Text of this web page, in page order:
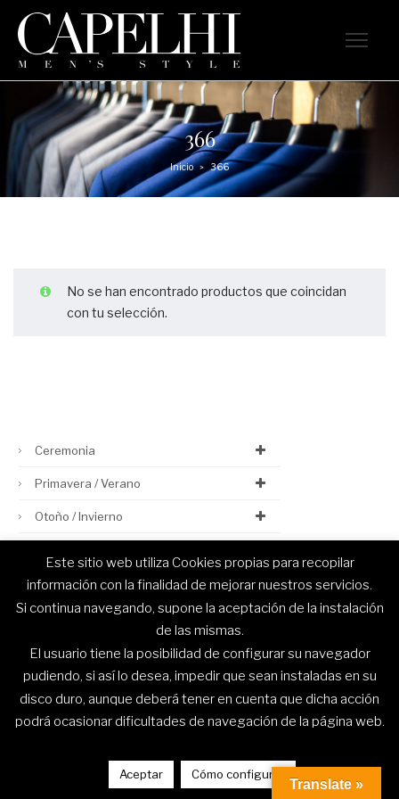
366
Inicio > 366
No se han encontrado productos que coincidan
con tu selección.
Ceremonia
Primavera / Verano
Otoño / Invierno
© Capelhi 2020. Todos los derechos reservados.
Este sitio web utiliza Cookies propias para recopilar
información con la finalidad de mejorar nuestros servicios.
Si continua navegando, supone la aceptación de la instalación
de las mismas.
El usuario tiene la posibilidad de configurar su navegador
pudiendo, si así lo desea, impedir que sean instaladas en su
disco duro, aunque deberá tener en cuenta que dicha acción
podrá ocasionar dificultades de navegación de la página web.
Aceptar Cómo configurar
Translate »